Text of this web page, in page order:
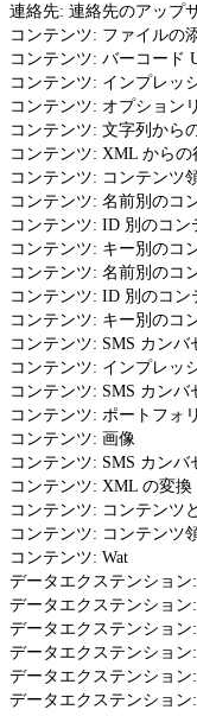
連絡先: 連絡先のアップ
コンテンツ: ファイルの
コンテンツ: バーコード
コンテンツ: インプレッ
コンテンツ: オプション
コンテンツ: 文字列から
コンテンツ: XML から
コンテンツ: コンテンツ
コンテンツ: 名前別のコ
コンテンツ: ID 別のコン
コンテンツ: キー別のコ
コンテンツ: 名前別のコ
コンテンツ: ID 別のコン
コンテンツ: キー別のコ
コンテンツ: SMS カン
コンテンツ: インプレッ
コンテンツ: SMS カンバ
コンテンツ: ポートフォ
コンテンツ: 画像
コンテンツ: SMS カン
コンテンツ: XML の変換
コンテンツ: コンテンツ
コンテンツ: コンテンツ
コンテンツ: Wat
データエクステンション
データエクステンション
データエクステンショ
データエクステンション
データエクステンション
データエクステンショ